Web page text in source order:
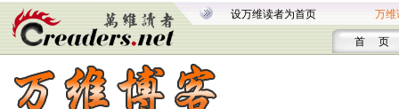
设万维读者为首页 万维
首 页